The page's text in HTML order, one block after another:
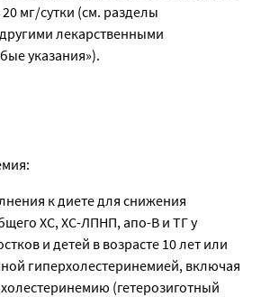
мг/сутки (см. разделы
лекарственными
указания»).
к диете для снижения
ХС, ХС-ЛПНП, апо-В и ТГ у
и детей в возрасте 10 лет или
гиперхолестеринемией, включая
(гетерозиготный